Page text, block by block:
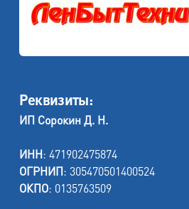
Реквизиты:
ИП Сорокин Д. Н.
ИНН: 471902475874
ОГРНИП: 305470501400524
ОКПО: 0135763509